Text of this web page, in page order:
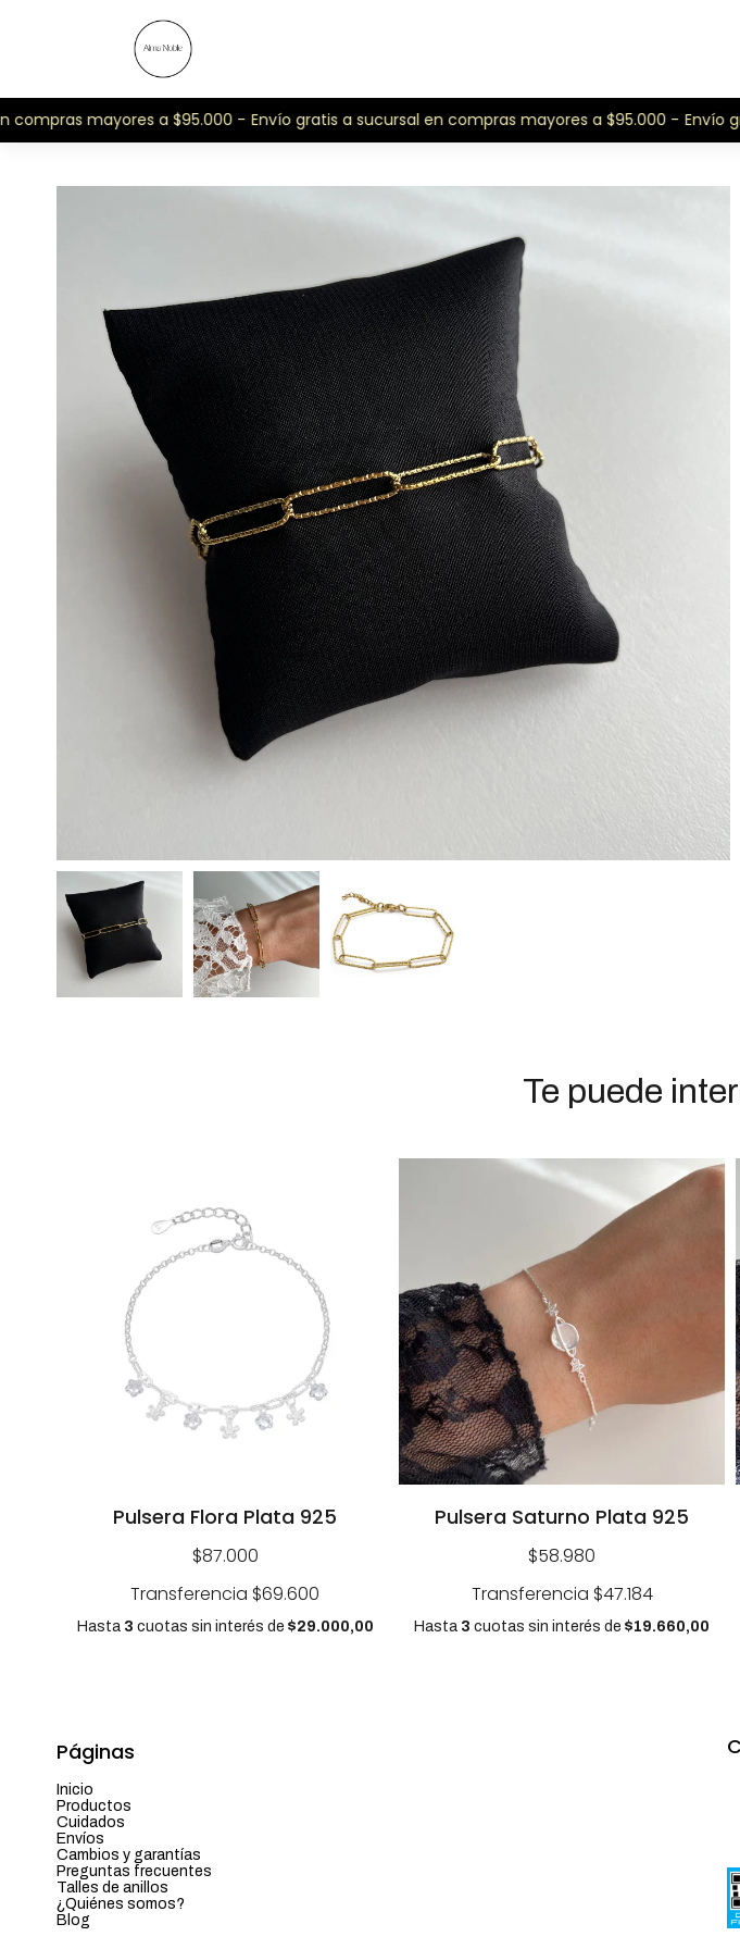
mayores a $95.000 - Envío gratis a sucursal en compras mayores a $95.000 - Envío
Te puede
Pulsera Flora Plata 925
$87.000
Transferencia $69.600
Hasta 3 cuotas sin interés de $29.000,00
Pulsera Saturno Plata 925
$58.980
Transferencia $47.184
Hasta 3 cuotas sin interés de $19.660,00
Páginas
Inicio
Productos
Cuidados
Envíos
Cambios y garantías
Preguntas frecuentes
Talles de anillos
¿Quiénes somos?
Blog